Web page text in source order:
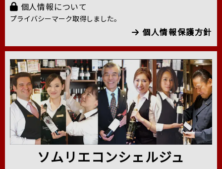
個人情報について
プライバシーマーク取得しました。
個人情報保護方針
ソムリエコンシェルジュ